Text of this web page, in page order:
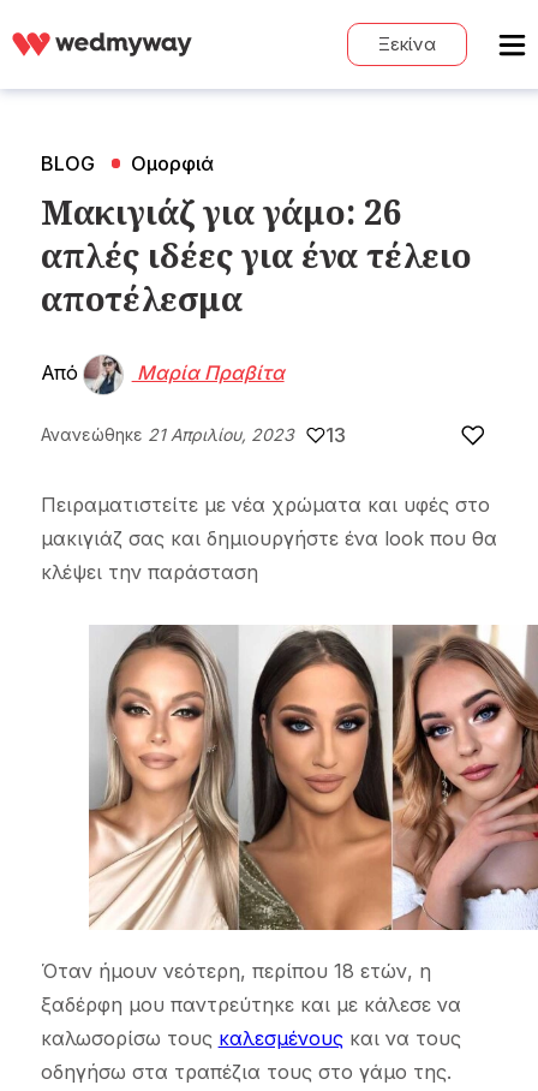
Ξεκίνα
BLOG Ομορφιά
Μακιγιάζ για γάμο: 26
απλές ιδέες για ένα τέλειο
αποτέλεσμα
Από Μαρία Πραβίτα
Ανανεώθηκε 21 Απριλίου, 2023 13
Πειραματιστείτε με νέα χρώματα και υφές στο
μακιγιάζ σας και δημιουργήστε ένα look που θα
κλέψει την παράσταση
Όταν ήμουν νεότερη, περίπου 18 ετών, η
ξαδέρφη μου παντρεύτηκε και με κάλεσε να
καλωσορίσω τους καλεσμένουςκαι να τους
οδηγήσω στα τραπέζια τους στο γάμο της.